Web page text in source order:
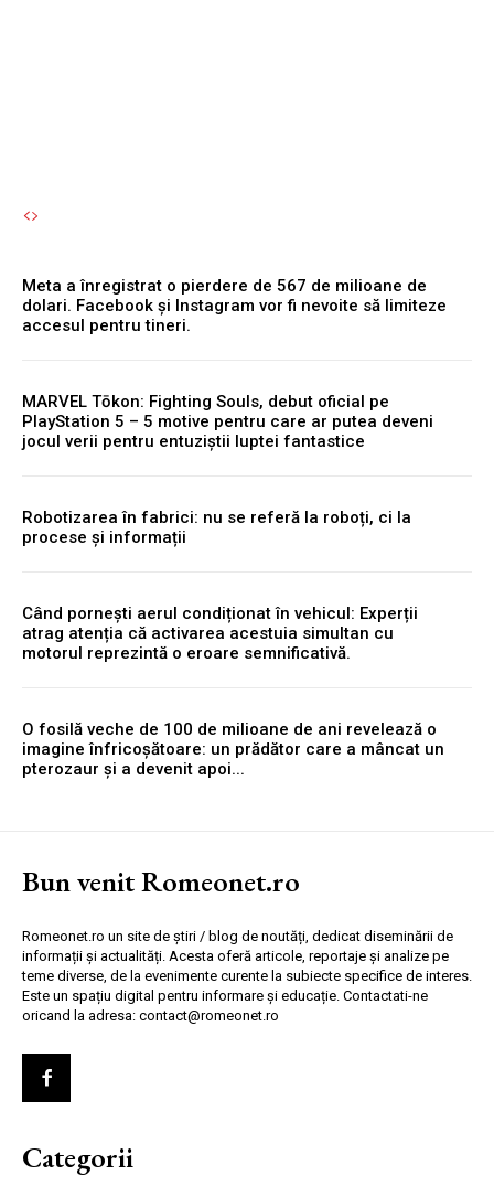
Meta a înregistrat o pierdere de 567 de milioane de
dolari. Facebook și Instagram vor fi nevoite să limiteze
accesul pentru tineri.
MARVEL Tōkon: Fighting Souls, debut oficial pe
PlayStation 5 – 5 motive pentru care ar putea deveni
jocul verii pentru entuziștii luptei fantastice
Robotizarea în fabrici: nu se referă la roboți, ci la
procese și informații
Când pornești aerul condiționat în vehicul: Experții
atrag atenția că activarea acestuia simultan cu
motorul reprezintă o eroare semnificativă.
O fosilă veche de 100 de milioane de ani revelează o
imagine înfricoșătoare: un prădător care a mâncat un
pterozaur și a devenit apoi...
Bun venit Romeonet.ro
Romeonet.ro un site de știri / blog de noutăți, dedicat diseminării de
informații și actualități. Acesta oferă articole, reportaje și analize pe
teme diverse, de la evenimente curente la subiecte specifice de interes.
Este un spațiu digital pentru informare și educație. Contactati-ne
oricand la adresa: contact@romeonet.ro
Categorii